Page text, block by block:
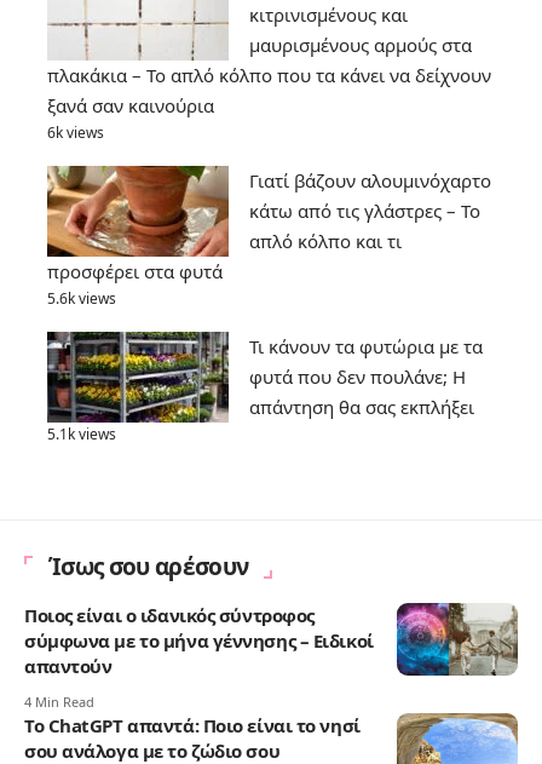
κιτρινισμένους και
μαυρισμένους αρμούς στα
πλακάκια – Το απλό κόλπο που τα κάνει να δείχνουν
ξανά σαν καινούρια
6k views
Γιατί βάζουν αλουμινόχαρτο
κάτω από τις γλάστρες – Το
απλό κόλπο και τι
προσφέρει στα φυτά
5.6k views
Τι κάνουν τα φυτώρια με τα
φυτά που δεν πουλάνε; Η
απάντηση θα σας εκπλήξει
5.1k views
Ίσως σου αρέσουν
Ποιος είναι ο ιδανικός σύντροφος
σύμφωνα με το μήνα γέννησης – Ειδικοί
απαντούν
4 Min Read
To ChatGPT απαντά: Ποιο είναι το νησί
σου ανάλογα με το ζώδιο σου